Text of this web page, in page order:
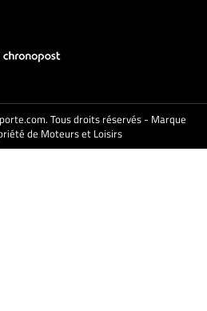
Tous droits réservés - Marque
de Moteurs et Loisirs